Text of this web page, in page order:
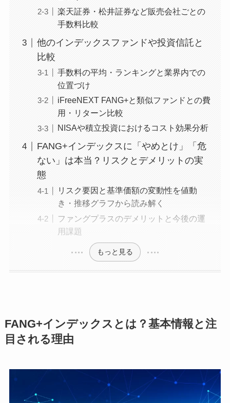
楽天証券・松井証券など販売会社ごとの
手数料比較
他のインデックスファンドや投資信託と
比較
手数料の平均・ランキングと業界内での
位置づけ
iFreeNEXT FANG+と類似ファンドとの費
用・リターン比較
NISAや積立投資におけるコスト効果分析
FANG+インデックスに「やめとけ」「危
ない」は本当？リスクとデメリットの実
態
リスク要因と基準価額の変動性を値動
き・推移グラフから読み解く
ファングプラスのデメリットと今後の運
用課題
もっと見る
FANG+インデックスとは？基本情報と注
目される理由